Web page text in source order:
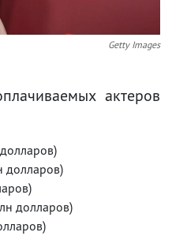
Getty Images
актеров
долларов)
долларов)